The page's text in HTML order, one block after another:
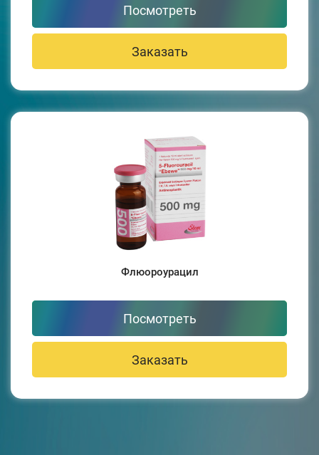
Посмотреть
Заказать
Флюороурацил
Посмотреть
Заказать